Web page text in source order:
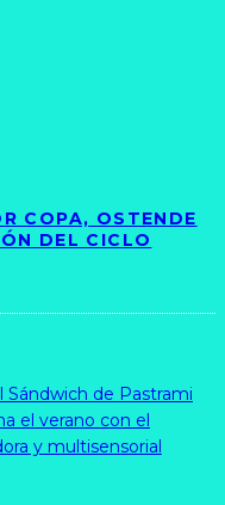
COPA, OSTENDE
DEL CICLO
Sándwich de Pastrami
el verano con el
y multisensorial